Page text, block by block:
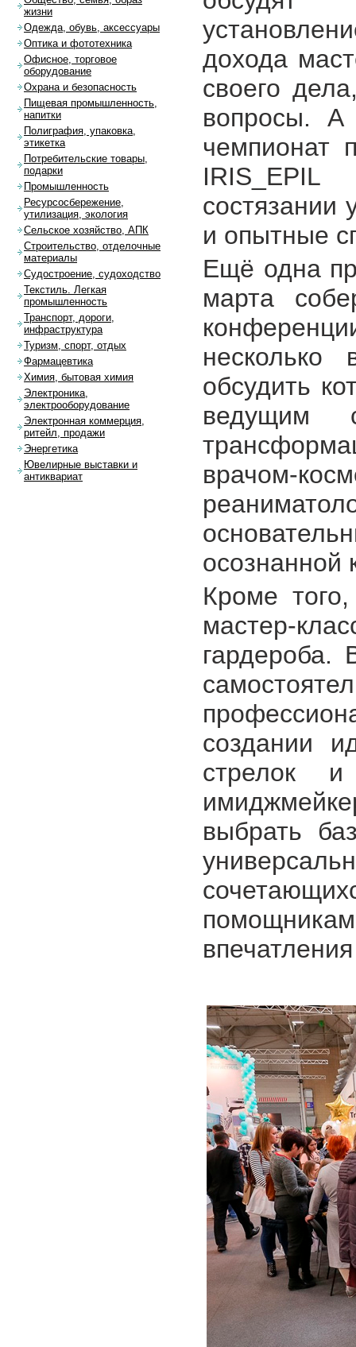
дохода
своего
вопросы. А
чемпионат
состязании
и опытные
Ещё одна
марта
несколько
обсудить
ведущим
врачом-
осознанной
Кроме
мастер-
гардероба.
создании
стрелок
выбрать
жизни
Одежда, обувь, аксессуары
Оптика и фототехника
Офисное, торговое
оборудование
Охрана и безопасность
Пищевая промышленность,
напитки
Полиграфия, упаковка,
этикетка
Потребительские товары,
подарки
Промышленность
Ресурсосбережение,
утилизация, экология
Сельское хозяйство, АПК
Строительство, отделочные
материалы
Судостроение, судоходство
Текстиль. Легкая
промышленность
Транспорт, дороги,
инфраструктура
Туризм, спорт, отдых
Фармацевтика
Химия, бытовая химия
Электроника,
электрооборудование
Электронная коммерция,
ритейл, продажи
Энергетика
Ювелирные выставки и
антиквариат